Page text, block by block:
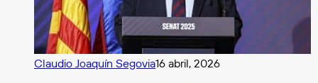
Claudio Joaquín Segovia16 abril, 2026